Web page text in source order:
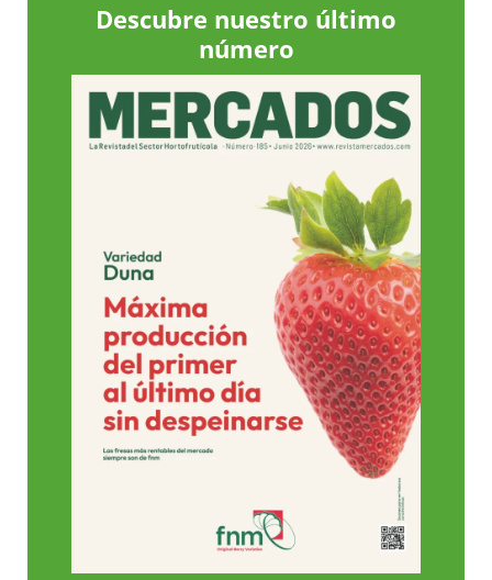
Descubre nuestro último
número